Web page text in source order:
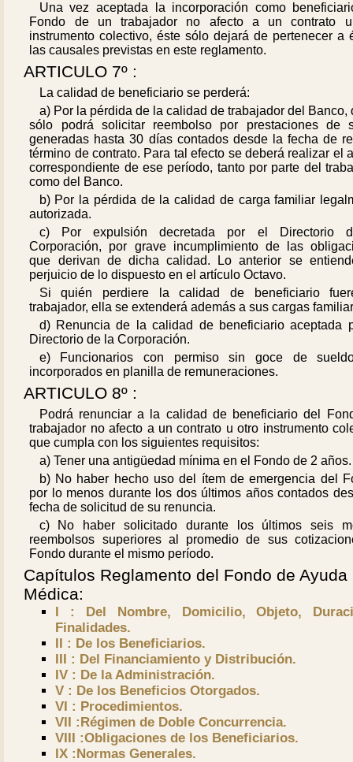
Una vez aceptada la incorporación como
Fondo de un trabajador no afecto a un contrato
instrumento colectivo, éste sólo dejará de pertenecer a
las causales previstas en este reglamento.
ARTICULO 7º :
La calidad de beneficiario se perderá:
a) Por la pérdida de la calidad de trabajador del Banco,
sólo podrá solicitar reembolso por prestaciones de
generadas hasta 30 días contados desde la fecha de
término de contrato. Para tal efecto se deberá realizar el
correspondiente de ese período, tanto por parte del
como del Banco.
b) Por la pérdida de la calidad de carga familiar
autorizada.
c) Por expulsión decretada por el Directorio
Corporación, por grave incumplimiento de las
que derivan de dicha calidad. Lo anterior se
perjuicio de lo dispuesto en el artículo Octavo.
Si quién perdiere la calidad de beneficiario
trabajador, ella se extenderá además a sus cargas
d) Renuncia de la calidad de beneficiario aceptada
Directorio de la Corporación.
e) Funcionarios con permiso sin goce de
incorporados en planilla de remuneraciones.
ARTICULO 8º :
Podrá renunciar a la calidad de beneficiario del
trabajador no afecto a un contrato u otro instrumento
que cumpla con los siguientes requisitos:
a) Tener una antigüedad mínima en el Fondo de 2 años.
b) No haber hecho uso del ítem de emergencia del
por lo menos durante los dos últimos años contados
fecha de solicitud de su renuncia.
c) No haber solicitado durante los últimos seis
reembolsos superiores al promedio de sus
Fondo durante el mismo período.
Capítulos Reglamento del Fondo de Ayuda
Médica:
I : Del Nombre, Domicilio, Objeto,
Finalidades.
II : De los Beneficiarios.
III : Del Financiamiento y Distribución.
IV : De la Administración.
V : De los Beneficios Otorgados.
VI : Procedimientos.
VII :Régimen de Doble Concurrencia.
VIII :Obligaciones de los Beneficiarios.
IX :Normas Generales.